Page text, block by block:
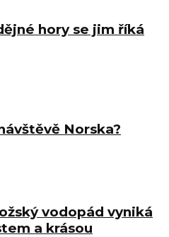
hory se jim říká
Norska?
vodopád vyniká
a krásou